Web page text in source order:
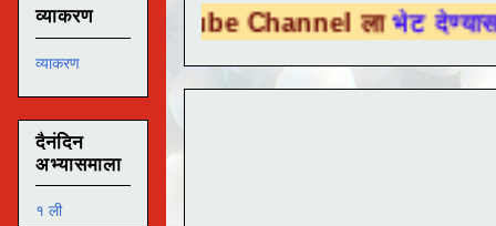
Tube Channel लाभेट देण्यासाठी येथे क्लिक
व्याकरण
व्याकरण
दैनंदिन
अभ्यासमाला
१ ली